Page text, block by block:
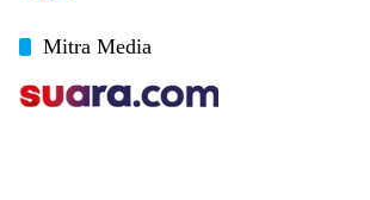
Mitra Media